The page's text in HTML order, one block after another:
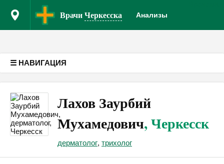
ВрачиЧеркесска Анализы
☰ НАВИГАЦИЯ
Лахов Заурбий
Мухамедович, Черкесск
дерматолог, трихолог